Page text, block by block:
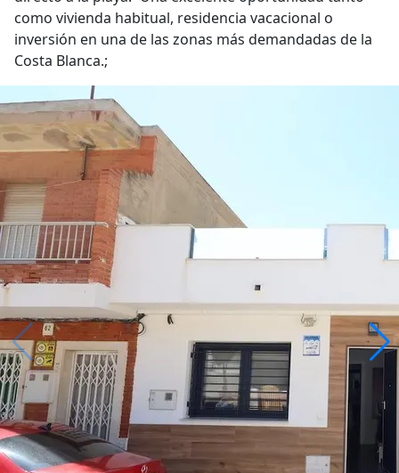
como vivienda habitual, residencia vacacional o
inversión en una de las zonas más demandadas de la
Costa Blanca.;